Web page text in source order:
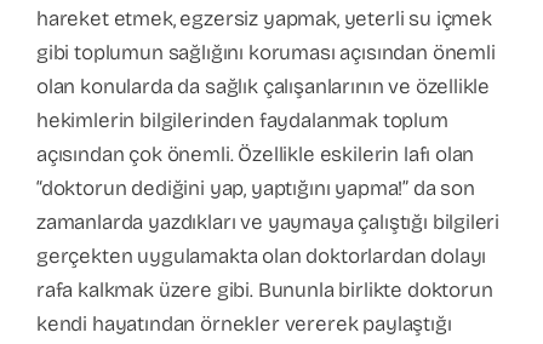
hareket etmek, egzersiz yapmak, yeterli su içmek
gibi toplumun sağlığını koruması açısından önemli
olan konularda da sağlık çalışanlarının ve özellikle
hekimlerin bilgilerinden faydalanmak toplum
açısından çok önemli. Özellikle eskilerin lafı olan
“doktorun dediğini yap, yaptığını yapma!” da son
zamanlarda yazdıkları ve yaymaya çalıştığı bilgileri
gerçekten uygulamakta olan doktorlardan dolayı
rafa kalkmak üzere gibi. Bununla birlikte doktorun
kendi hayatından örnekler vererek paylaştığı